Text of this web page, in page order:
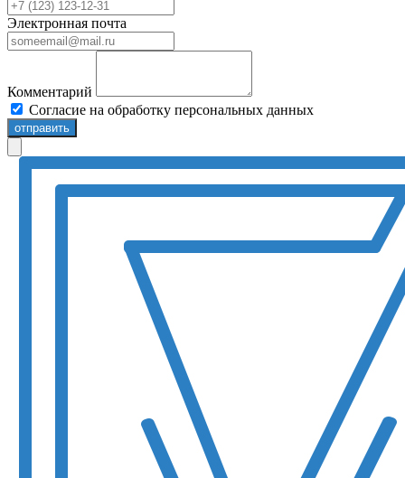
Электронная почта
Комментарий
Согласие на обработку персональных данных
отправить